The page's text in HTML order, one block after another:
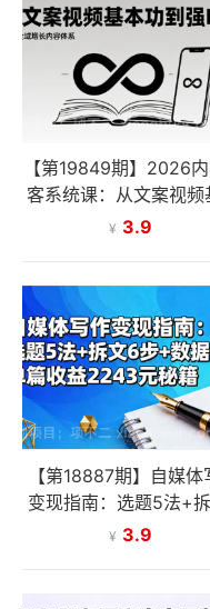
【第19849期】2026
客系统课：从文案视频
功到强IP品牌，构建全
¥ 3.9
【第18887期】自媒体
变现指南：选题5法+
步+数据优化，单篇收
¥ 3.9